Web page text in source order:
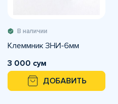
В наличии
Клеммник ЗНИ-6мм
3 000 сум
ДОБАВИТЬ